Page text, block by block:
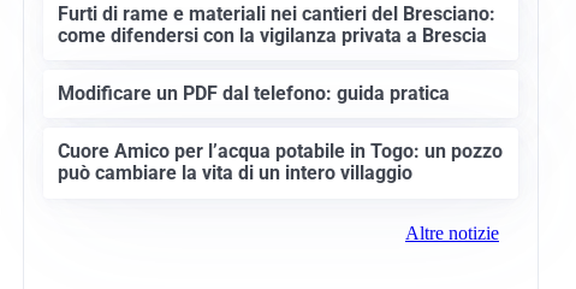
Furti di rame e materiali nei cantieri del Bresciano:
come difendersi con la vigilanza privata a Brescia
Modificare un PDF dal telefono: guida pratica
Cuore Amico per l’acqua potabile in Togo: un pozzo
può cambiare la vita di un intero villaggio
Altre notizie